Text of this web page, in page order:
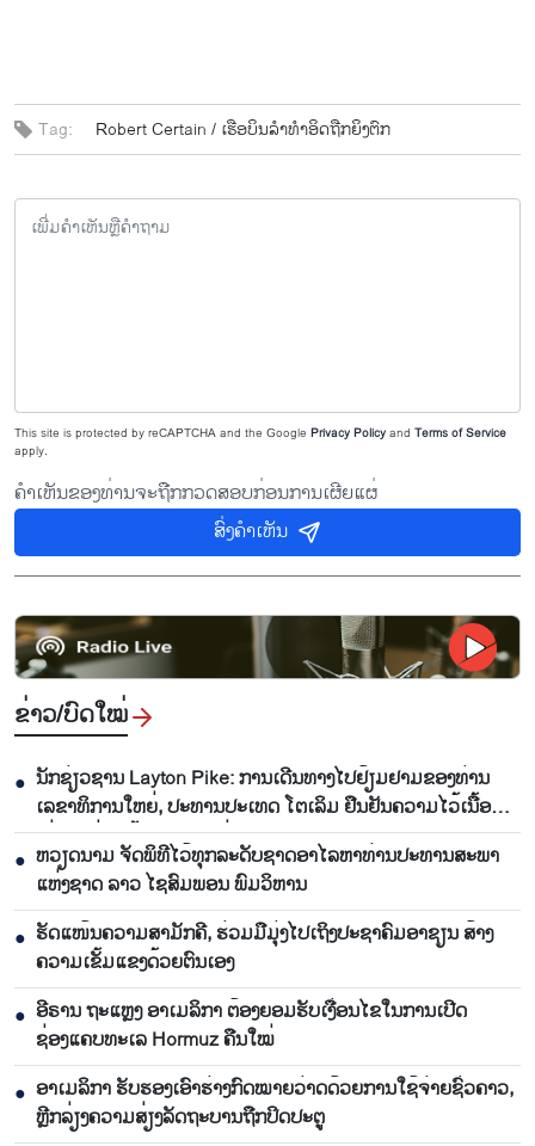
Tag: Robert Certain / ເຮືອບິນລຳທຳອິດຖືກຍິງຕົກ
This site is protected by reCAPTCHA and the Google Privacy Policyand Terms of Service
apply.
ຄຳເຫັນຂອງທ່ານຈະຖືກກວດສອບກ່ອນການເຜີຍແຜ່
ສົ່ງຄຳເຫັນ
ຂ່າວ/ບົດ​ໃໝ່
● ນັກຊ່ຽວຊານ Layton Pike: ການເດີນທາງໄປຢ້ຽມຢາມຂອງທ່ານ
ເລຂາທິການໃຫຍ່, ປະທານປະເທດ ໂຕເລິມ ຢືນຢັນຄວາມໄວ້ເນື້ອ
ເຊື່ອໃຈທີ່ນັບມື້ນັບສູງລະຫວ່າງ ຫວຽດນາມ ແລະ ອົດສະຕາລີ
● ຫວຽດນາມ ຈັດພິທີໄວ້ທຸກລະດັບຊາດອາໄລຫາທ່ານປະທານສະພາ
ແຫ່ງຊາດ ລາວ ໄຊສົມພອນ ພົມວິຫານ
● ຮັດແໜ້ນຄວາມສາມັກຄີ, ຮ່ວມມືມຸ່ງໄປເຖິງປະຊາຄົມອາຊຽນ ສ້າງ
ຄວາມເຂັ້ມແຂງດ້ວຍຕົນເອງ
● ອີຣານ ຖະແຫຼງ ອາເມລິກາ ຕ້ອງຍອມຮັບເງື່ອນໄຂໃນການເປີດ
ຊ່ອງແຄບທະເລ Hormuz ຄືນໃໝ່
● ອາເມລິກາ ຮັບຮອງເອົາຮ່າງກົດໝາຍວ່າດດ້ວຍການໃຊ້ຈ່າຍຊົ່ວຄາວ,
ຫຼີກລ່ຽງຄວາມສ່ຽງລັດຖະບານຖືກປິດປະຕູ